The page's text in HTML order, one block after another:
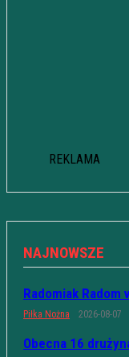
REKLAMA
NAJNOWSZE
Radomiak Radom
Piłka Nożna 2026-08-07
Obecna 16